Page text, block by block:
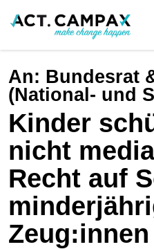
to
An: Bundesrat
(National- und
Kinder
nicht
Recht auf
Zeug:innen